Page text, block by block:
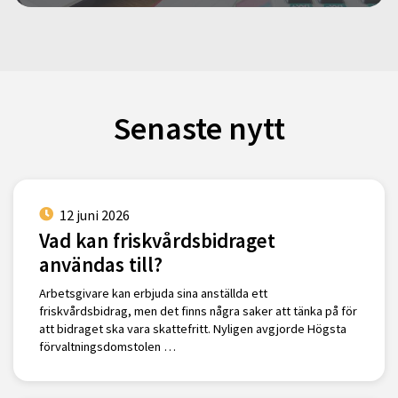
Senaste nytt
12 juni 2026
Vad kan friskvårdsbidraget
användas till?
Arbetsgivare kan erbjuda sina anställda ett
friskvårdsbidrag, men det finns några saker att tänka på för
att bidraget ska vara skattefritt. Nyligen avgjorde Högsta
förvaltningsdomstolen …